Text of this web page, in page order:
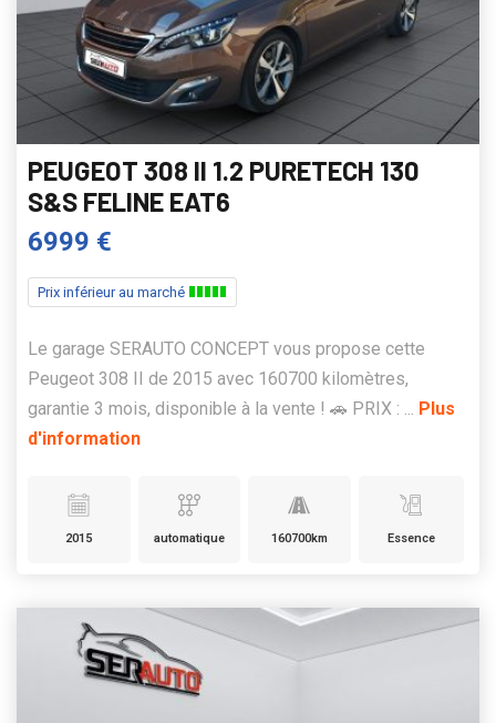
PEUGEOT 308 II 1.2 PURETECH 130
S&S FELINE EAT6
6999 €
Prix inférieur au marché
Le garage SERAUTO CONCEPT vous propose cette
Peugeot 308 II de 2015 avec 160700 kilomètres,
garantie 3 mois, disponible à la vente ! 🚗 PRIX : ... Plus
d'information
2015 automatique 160700km Essence